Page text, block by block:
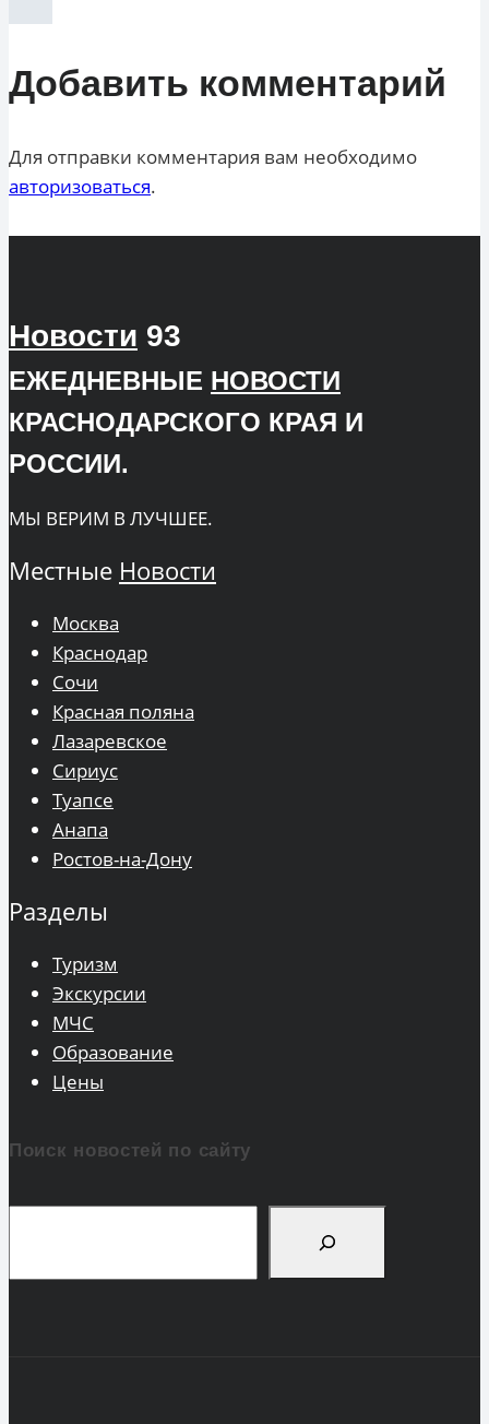
Добавить комментарий
Для отправки комментария вам необходимо
авторизоваться.
Новости 93
ЕЖЕДНЕВНЫЕ НОВОСТИ
КРАСНОДАРСКОГО КРАЯ И
РОССИИ.
МЫ ВЕРИМ В ЛУЧШЕЕ.
Местные Новости
Москва
Краснодар
Сочи
Красная поляна
Лазаревское
Сириус
Туапсе
Анапа
Ростов-на-Дону
Разделы
Туризм
Экскурсии
МЧС
Образование
Цены
Поиск новостей по сайту